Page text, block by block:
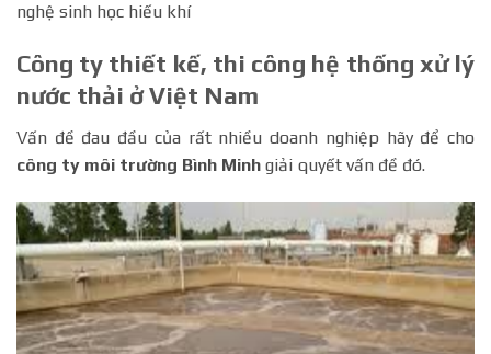
nghệ sinh học hiếu khí
Công ty thiết kế, thi công hệ thống xử lý
nước thải ở Việt Nam
Vấn đề đau đầu của rất nhiều doanh nghiệp hãy để cho
công ty môi trường Bình Minh giải quyết vấn đề đó.